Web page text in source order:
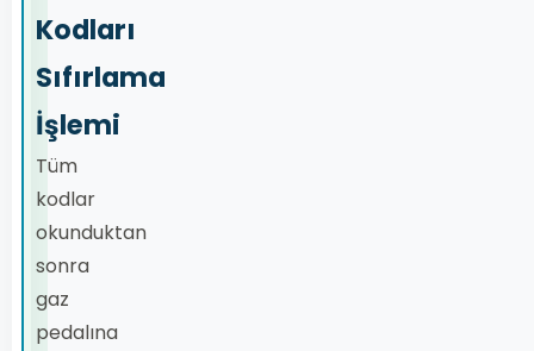
Kodları
Sıfırlama
İşlemi
Tüm
kodlar
okunduktan
sonra
gaz
pedalına